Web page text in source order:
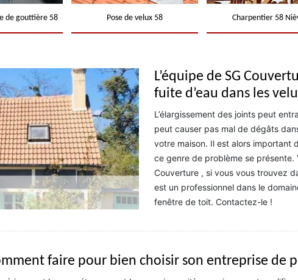
de gouttière 58 Pose de velux 58 Charpentier 58
L’équipe de SG
fuite d’eau dans les
L’élargissement des joints peut
peut causer pas mal de dégâts
votre maison. Il est alors important
ce genre de problème se présente.
Couverture , si vous vous trouvez
est un professionnel dans le
fenêtre de toit. Contactez-le !
faire pour bien choisir son entreprise de